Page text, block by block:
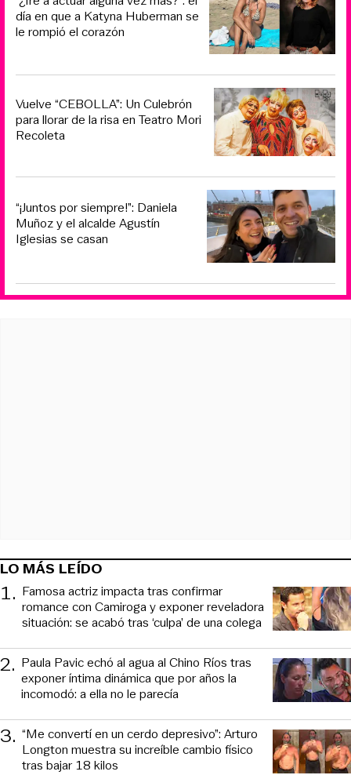
día en que a Katyna Huberman se
le rompió el corazón
Vuelve “CEBOLLA”: Un Culebrón
para llorar de la risa en Teatro Mori
Recoleta
“¡Juntos por siempre!”: Daniela
Muñoz y el alcalde Agustín
Iglesias se casan
LO MÁS LEÍDO
1. Famosa actriz impacta tras confirmar
romance con Camiroga y exponer reveladora
situación: se acabó tras ‘culpa’ de una colega
2. Paula Pavic echó al agua al Chino Ríos tras
exponer íntima dinámica que por años la
incomodó: a ella no le parecía
3. “Me convertí en un cerdo depresivo”: Arturo
Longton muestra su increíble cambio físico
tras bajar 18 kilos